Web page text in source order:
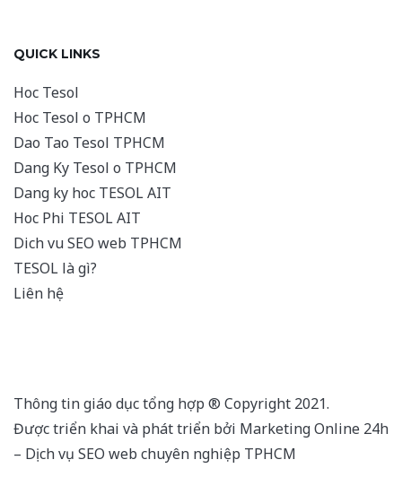
QUICK LINKS
Hoc Tesol
Hoc Tesol o TPHCM
Dao Tao Tesol TPHCM
Dang Ky Tesol o TPHCM
Dang ky hoc TESOL AIT
Hoc Phi TESOL AIT
Dich vu SEO web TPHCM
TESOL là gì?
Liên hệ
Thông tin giáo dục tổng hợp ® Copyright 2021.
Được triển khai và phát triển bởi Marketing Online 24h
– Dịch vụ SEO web chuyên nghiệp TPHCM